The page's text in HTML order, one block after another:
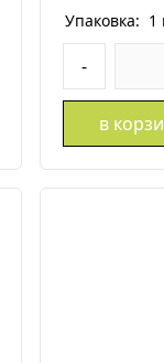
Упаковка: 1
-
в